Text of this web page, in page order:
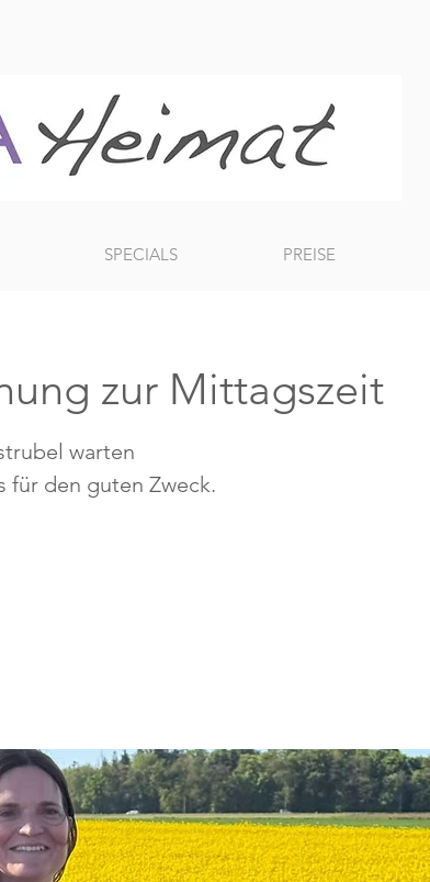
SPECIALS PREISE
zur Mittagszeit
warten
für den guten Zweck.